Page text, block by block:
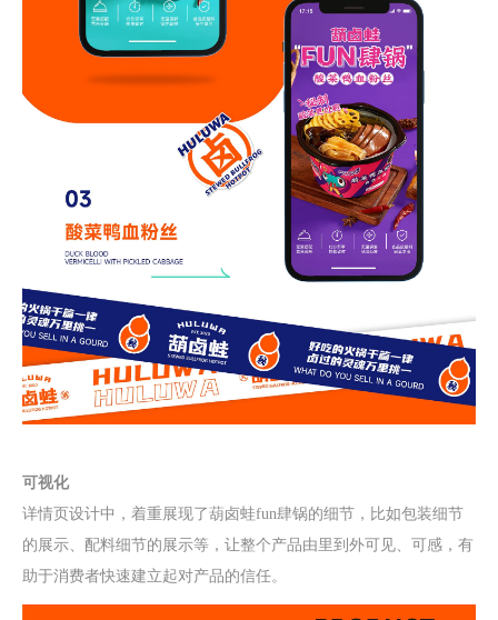
可视化
详情页设计中，着重展现了葫卤蛙fun肆锅的细节，比如包装细节
的展示、配料细节的展示等，让整个产品由里到外可见、可感，有
助于消费者快速建立起对产品的信任。